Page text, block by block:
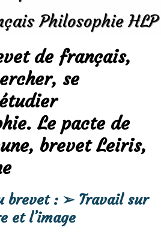
Philosophie HLP
de français,
se
Le pacte de
brevet Leiris,
brevet : ➢ Travail sur
et l’image